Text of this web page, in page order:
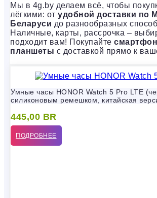
Мы в 4g.by делаем всё, чтобы
лёгкими: от удобной доставки по
Беларуси до разнообразных
Наличные, карты, рассрочка –
подходит вам! Покупайте
планшеты с доставкой прямо к
Умные часы HONOR Watch 5 Pro LTE
силиконовым ремешком, китайская
445,00 BR
ПОДРОБНЕЕ